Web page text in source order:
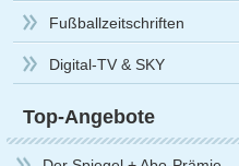
Fußballzeitschriften
Digital-TV & SKY
Top-Angebote